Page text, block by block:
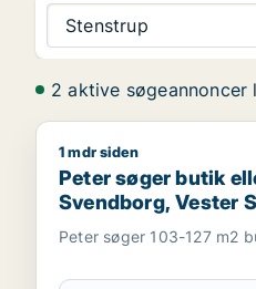
Stenstrup
2 aktive søgeannoncer
Peter søger butik eller
1 mdr siden
Peter søger butik
Svendborg, Vester
Stenstrup m.fl.
Peter søger 103-127 m2